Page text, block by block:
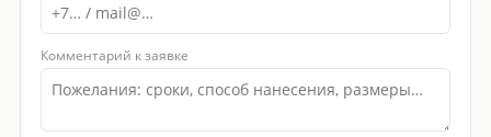
Комментарий к заявке